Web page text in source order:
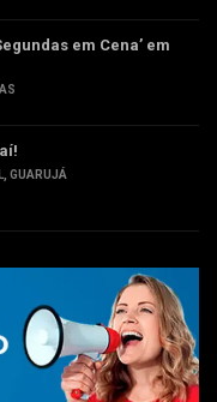
em Cena’ em
GUARUJÁ